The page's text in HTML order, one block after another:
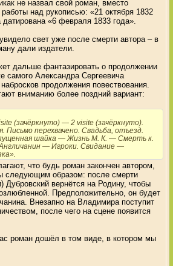
не назвал свой роман, вместо
над рукописью: «21 октября 1832
«6 февраля 1833 года».
свет уже после смерти автора – в
дали издатели.
дальше фантазировать о продолжении
самого Александра Сергеевича
продолжения повествования.
вниманию более поздний вариант:
(зачёркнуто) — 2 visite (зачёркнуто).
перехвачено. Свадьба, отъезд.
шайка — Жизнь М. К. — Смерть к.
— Игроки. Свидание —
что будь роман закончен автором,
следующим образом: после смерти
вернётся на Родину, чтобы
Предположительно, он будет
Внезапно на Владимира поступит
после чего на сцене появится
роман дошёл в том виде, в котором мы